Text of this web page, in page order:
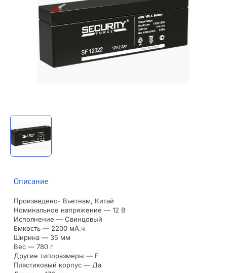
Описание
Произведено- Вьетнам, Китай
Номинальное напряжение — 12 В
Исполнение — Свинцовый
Емкость — 2200 мА.ч
Ширина — 35 мм
Вес — 780 г
Другие типоразмеры — F
Пластиковый корпус — Да